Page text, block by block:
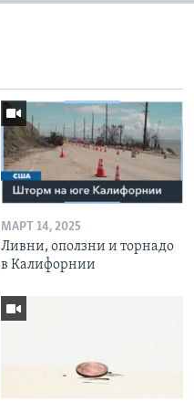
МАРТ 14, 2025
Ливни, оползни и торнадо
в Калифорнии